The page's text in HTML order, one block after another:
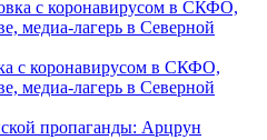
с коронавирусом в СКФО,
медиа-лагерь в Северной